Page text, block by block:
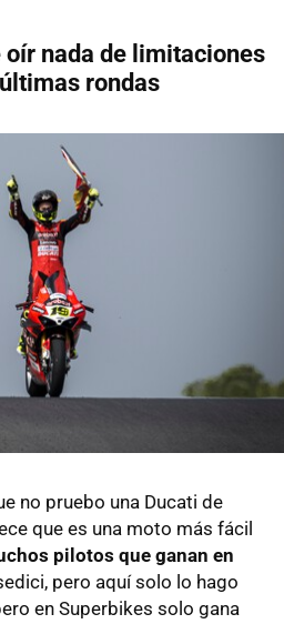
nada de limitaciones
rondas
no pruebo una Ducati de
que es una moto más fácil
pilotos que ganan en
pero aquí solo lo hago
en Superbikes solo gana